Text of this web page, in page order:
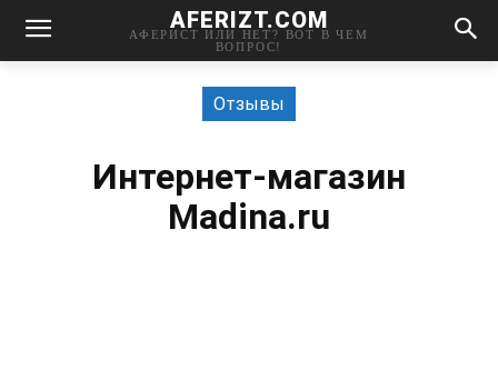
AFERIZT.COM
АФЕРИСТ ИЛИ НЕТ? ВОТ В ЧЕМ
ВОПРОС!
Отзывы
Интернет-магазин
Madina.ru